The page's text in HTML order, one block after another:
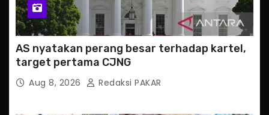
AS nyatakan perang besar terhadap kartel,
target pertama CJNG
Aug 8, 2026 Redaksi PAKAR